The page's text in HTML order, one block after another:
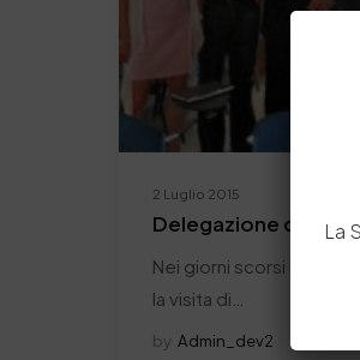
2 Luglio 2015
Delegazione del
Nei giorni scorsi il
la visita di…
by Admin_dev2
La